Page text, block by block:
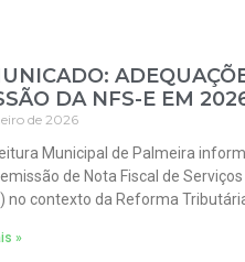
DA NFS-E EM
de 2026
Municipal de Palmeira
de Nota Fiscal de
no contexto da Reforma
»